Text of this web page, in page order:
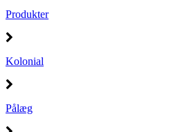
Produkter
Kolonial
Pålæg